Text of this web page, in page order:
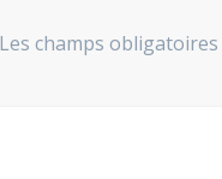
Les champs